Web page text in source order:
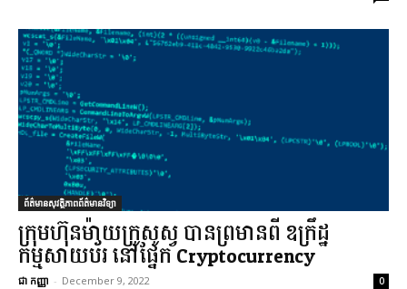
ព័ត៌មានសុវត្ថិភាពព័ត៌មានវិទ្យា
ក្រុមហ៊ុនម៉ាយក្រូសូស្វ បានព្រមានពី ឧក្រឹដ្ឋ
កម្មសាយប័រ នៅផ្នែក Cryptocurrency
ជា កញ្ញា - December 9, 2022 0